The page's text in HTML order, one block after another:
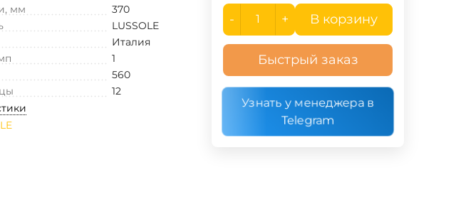
мм
370
LUSSOLE
Италия
1
560
12
- + В корзину
Быстрый заказ
Узнать у менеджера в
Telegram